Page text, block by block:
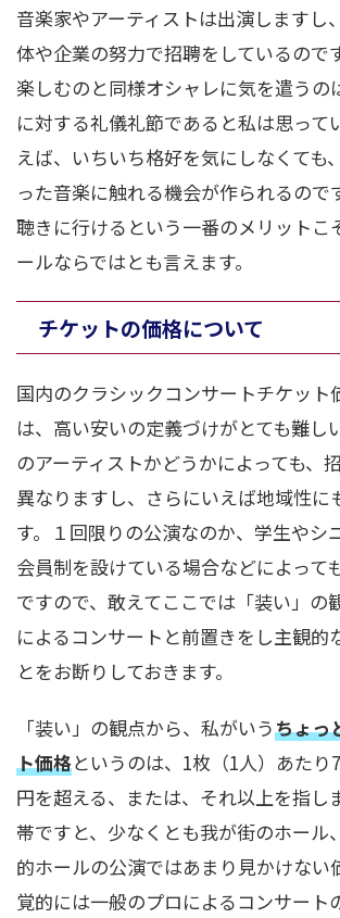
音楽家やアーティストは出演しますし
体や企業の努力で招聘をしているので
楽しむのと同様オシャレに気を遣うの
に対する礼儀礼節であると私は思って
えば、いちいち格好を気にしなくても
った音楽に触れる機会が作られるので
聴きに行けるという一番のメリットこ
ールならではとも言えます。
チケットの価格について
国内のクラシックコンサートチケット
は、高い安いの定義づけがとても難し
のアーティストかどうかによっても、
異なりますし、さらにいえば地域性に
す。１回限りの公演なのか、学生やシ
会員制を設けている場合などによって
ですので、敢えてここでは「装い」の
によるコンサートと前置きをし主観的
とをお断りしておきます。
「装い」の観点から、私がいうちょっ
ト価格というのは、1枚（1人）あたり
円を超える、または、それ以上を指し
帯ですと、少なくとも我が街のホール
的ホールの公演ではあまり見かけない
覚的には一般のプロによるコンサート